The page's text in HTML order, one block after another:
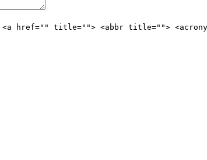
<a href="" title=""> <abbr title="">